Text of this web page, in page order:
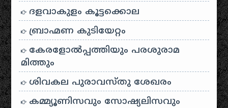
ദളവാകുളം കൂട്ടക്കൊല
ബ്രാഹ്മണ കുടിയേറ്റം
കേരളോൽപ്പത്തിയും പരശുരാമ
മിത്തും
ശിവകല പുരാവസ്തു ശേഖരം
കമ്മ്യൂണിസവും സോഷ്യലിസവും